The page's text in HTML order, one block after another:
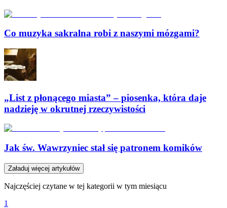
Co muzyka sakralna robi z naszymi mózgami?
„List z płonącego miasta” – piosenka, która daje
nadzieję w okrutnej rzeczywistości
Jak św. Wawrzyniec stał się patronem komików
Załaduj więcej artykułów
Najczęściej czytane w tej kategorii w tym miesiącu
1